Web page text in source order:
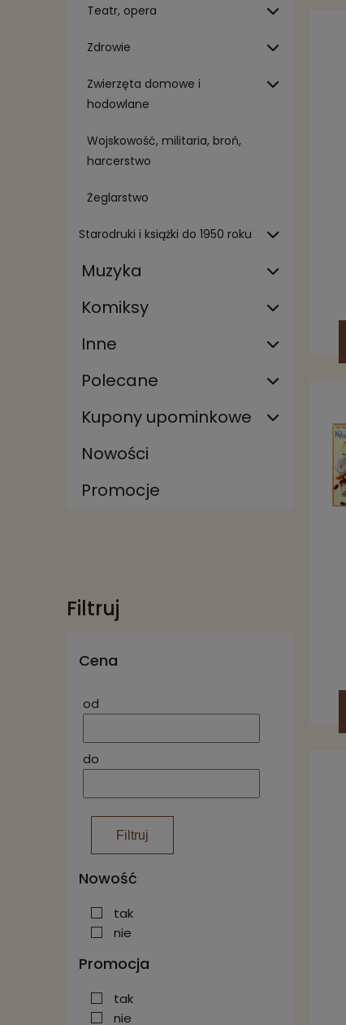
Teatr, opera
Zdrowie
Zwierzęta domowe i
hodowlane
Wojskowość, militaria, broń,
harcerstwo
Żeglarstwo
Starodruki i książki do 1950 roku
Muzyka
Komiksy
Inne
Polecane
Kupony upominkowe
Nowości
Promocje
Filtruj
Cena
od
do
Filtruj
Nowość
tak
nie
Promocja
tak
nie